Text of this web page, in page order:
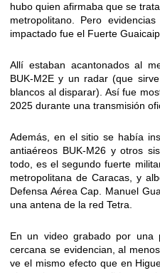
hubo quien afirmaba que se
metropolitano. Pero
impactado fue el Fuerte
Allí estaban acantonados al
BUK-M2E y un radar (que
blancos al disparar). Así fue
2025 durante una transmisión
Además, en el sitio se había
antiaéreos BUK-M26 y otros
todo, es el segundo fuerte
metropolitana de Caracas, y
Defensa Aérea Cap. Manuel
una antena de la red Tetra.
En un video grabado por una
cercana se evidencian, al
ve el mismo efecto que en